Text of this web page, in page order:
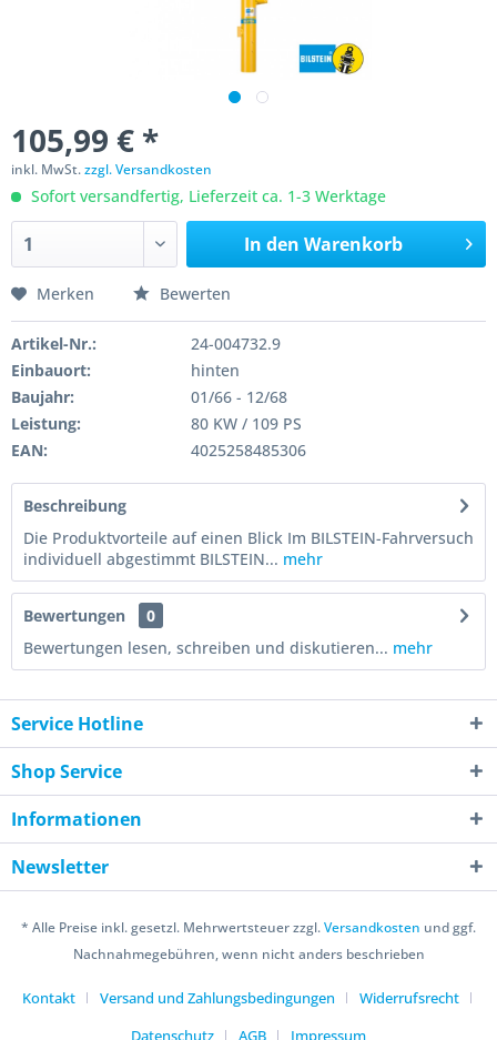
105,99 € *
inkl. MwSt.zzgl. Versandkosten
Sofort versandfertig, Lieferzeit ca. 1-3 Werktage
In den Warenkorb
Merken Bewerten
Artikel-Nr.:
24-004732.9
Einbauort:
hinten
Baujahr:
01/66 - 12/68
Leistung:
80 KW / 109 PS
EAN:
4025258485306
Beschreibung
Die Produktvorteile auf einen Blick Im BILSTEIN-Fahrversuch
individuell abgestimmt BILSTEIN... mehr
Bewertungen
0
Bewertungen lesen, schreiben und diskutieren... mehr
Service Hotline
Shop Service
Informationen
Newsletter
* Alle Preise inkl. gesetzl. Mehrwertsteuer zzgl.Versandkosten und ggf.
Nachnahmegebühren, wenn nicht anders beschrieben
Kontakt Versand und Zahlungsbedingungen
Widerrufsrecht
Datenschutz
AGB Impressum